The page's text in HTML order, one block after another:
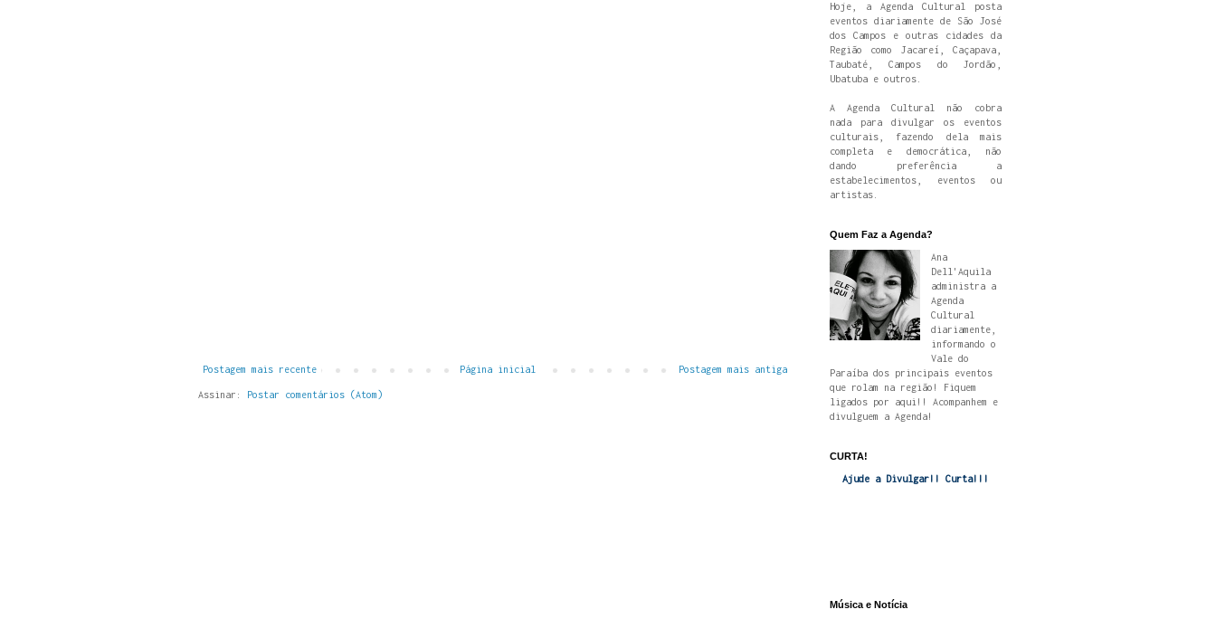
Postagem mais recente Postagem mais antiga
Página inicial
Assinar: Postar comentários (Atom)
Hoje, a Agenda Cultural posta
eventos diariamente de São José
dos Campos e outras cidades da
Região como Jacareí, Caçapava,
Taubaté, Campos do Jordão,
Ubatuba e outros.
A Agenda Cultural não cobra
nada para divulgar os eventos
culturais, fazendo dela mais
completa e democrática, não
dando preferência a
estabelecimentos, eventos ou
artistas.
Quem Faz a Agenda?
Ana
Dell'Aquila
administra a
Agenda
Cultural
diariamente,
informando o
Vale do
Paraíba dos principais eventos
que rolam na região! Fiquem
ligados por aqui!! Acompanhem e
divulguem a Agenda!
CURTA!
Ajude a Divulgar!! Curta!!!
Música e Notícia